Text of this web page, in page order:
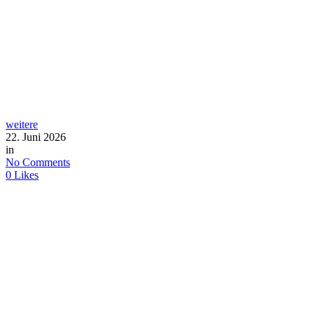
weitere
22. Juni 2026
in
No Comments
0 Likes